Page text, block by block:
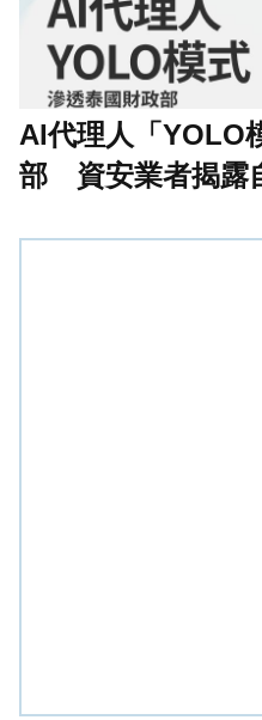
AI代理人「YOLO
部 資安業者揭露